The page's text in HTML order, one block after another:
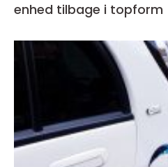
enhed tilbage i topform